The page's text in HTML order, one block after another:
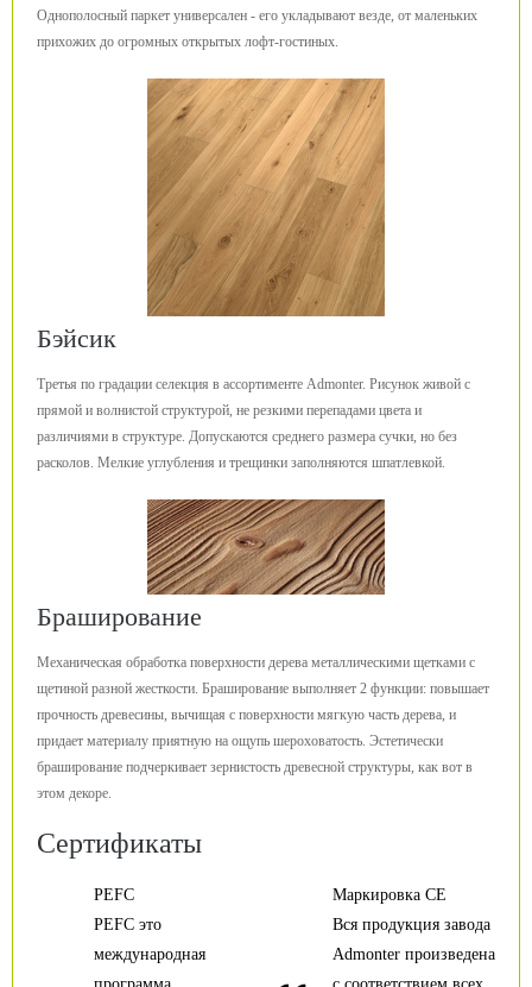
Однополосный паркет универсален - его укладывают везде, от маленьких
прихожих до огромных открытых лофт-гостиных.
Бэйсик
Третья по градации селекция в ассортименте Admonter. Рисунок живой с
прямой и волнистой структурой, не резкими перепадами цвета и
различиями в структуре. Допускаются среднего размера сучки, но без
расколов. Мелкие углубления и трещинки заполняются шпатлевкой.
Браширование
Механическая обработка поверхности дерева металлическими щетками с
щетиной разной жесткости. Браширование выполняет 2 функции: повышает
прочность древесины, вычищая с поверхности мягкую часть дерева, и
придает материалу приятную на ощупь шероховатость. Эстетически
браширование подчеркивает зернистость древесной структуры, как вот в
этом декоре.
Сертификаты
Маркировка CE
Вся продукция завода
Admonter произведена
PEFC
PEFC это
международная